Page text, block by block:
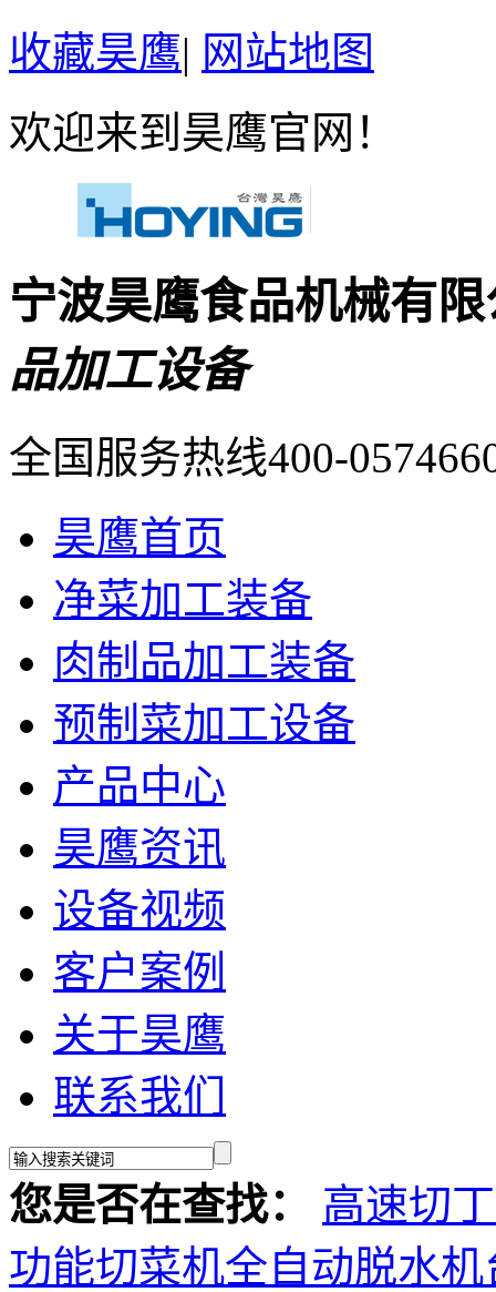
收藏昊鹰| 网站地图
欢迎来到昊鹰官网！
宁波昊鹰食品机械有
品加工设备
全国服务热线400-
昊鹰首页
净菜加工装备
肉制品加工装备
预制菜加工设备
产品中心
昊鹰资讯
设备视频
客户案例
关于昊鹰
联系我们
您是否在查找：
高速切
功能切菜机全自动脱水机